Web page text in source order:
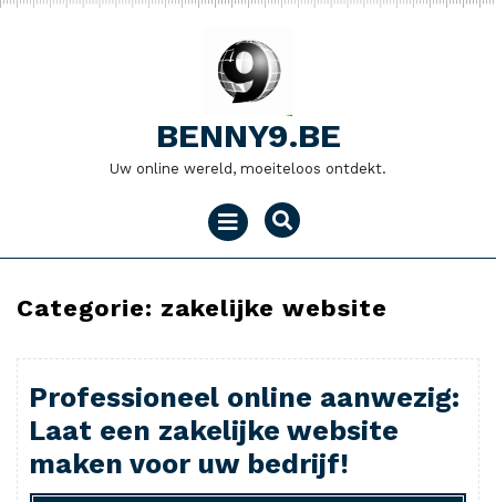
Naar
BENNY9.BE
Uw online wereld, moeiteloos ontdekt.
Menu
openen
Categorie: zakelijke website
Professioneel online aanwezig:
Laat een zakelijke website
maken voor uw bedrijf!